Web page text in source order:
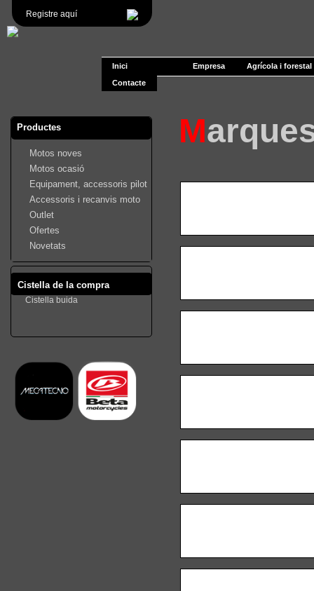
Registre aquí
Inici Empresa
Agrícola i forestal
Contacte
Productes
Motos noves
Motos ocasió
Equipament, accessoris pilot
Accessoris i recanvis moto
Outlet
Ofertes
Novetats
Cistella de la compra
Cistella buida
M